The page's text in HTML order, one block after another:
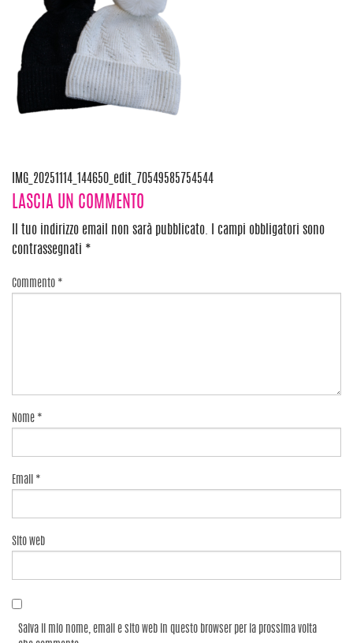
Navigazione
articoli
IMG_20251114_144650_edit_70549585754544
LASCIA UN COMMENTO
Il tuo indirizzo email non sarà pubblicato.
I campi obbligatori sono
contrassegnati *
Commento *
Nome *
Email *
Sito web
Salva il mio nome, email e sito web in questo browser per la prossima volta